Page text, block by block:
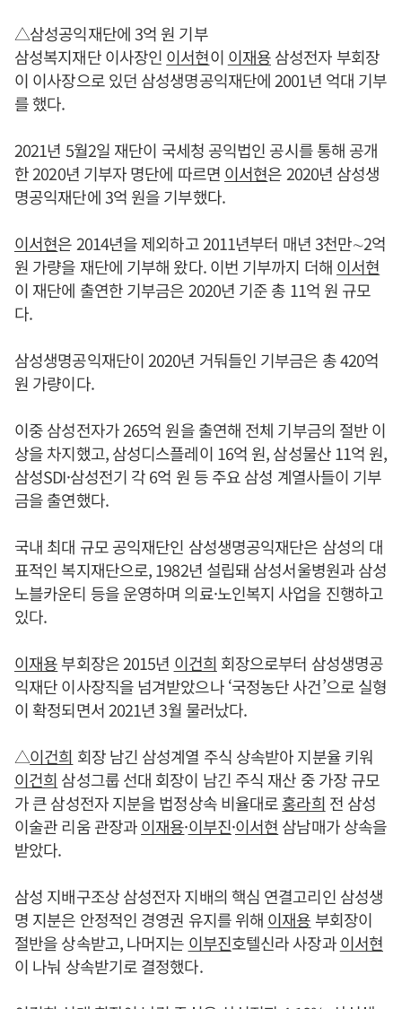
△삼성공익재단에 3억 원 기부
삼성복지재단 이사장인 이서현이 이재용삼성전자 부회장
이 이사장으로 있던 삼성생명공익재단에 2001년 억대 기부
를 했다.
2021년 5월2일 재단이 국세청 공익법인 공시를 통해 공개
한 2020년 기부자 명단에 따르면 이서현은 2020년 삼성생
명공익재단에 3억 원을 기부했다.
이서현은 2014년을 제외하고 2011년부터 매년 3천만∼2억
원 가량을 재단에 기부해 왔다. 이번 기부까지 더해 이서현
이 재단에 출연한 기부금은 2020년 기준 총 11억 원 규모
다.
삼성생명공익재단이 2020년 거둬들인 기부금은 총 420억
원 가량이다.
이중 삼성전자가 265억 원을 출연해 전체 기부금의 절반 이
상을 차지했고, 삼성디스플레이 16억 원, 삼성물산 11억 원,
삼성SDI·삼성전기 각 6억 원 등 주요 삼성 계열사들이 기부
금을 출연했다.
국내 최대 규모 공익재단인 삼성생명공익재단은 삼성의 대
표적인 복지재단으로, 1982년 설립돼 삼성서울병원과 삼성
노블카운티 등을 운영하며 의료·노인복지 사업을 진행하고
있다.
이재용부회장은 2015년 이건희 회장으로부터 삼성생명공
익재단 이사장직을 넘겨받았으나 ‘국정농단 사건’으로 실형
이 확정되면서 2021년 3월 물러났다.
△이건희 회장 남긴 삼성계열 주식 상속받아 지분율 키워
이건희 삼성그룹 선대 회장이 남긴 주식 재산 중 가장 규모
가 큰 삼성전자 지분을 법정상속 비율대로홍라희 전 삼성
이술관 리움 관장과이재용·이부진·이서현 삼남매가 상속을
받았다.
삼성 지배구조상 삼성전자 지배의 핵심 연결고리인 삼성생
명 지분은 안정적인 경영권 유지를 위해 이재용부회장이
절반을 상속받고, 나머지는 이부진호텔신라 사장과이서현
이 나눠 상속받기로 결정했다.